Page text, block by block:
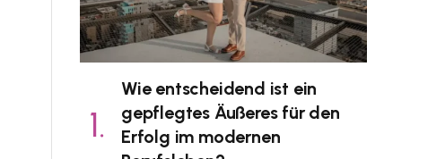
Wie entscheidend ist ein
gepflegtes Äußeres für den
Erfolg im modernen